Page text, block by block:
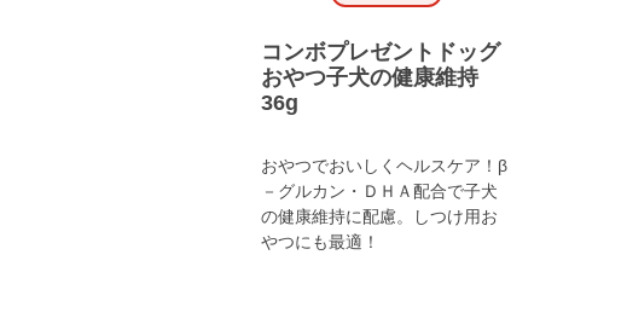
コンボプレゼントドッグ
おやつ子犬の健康維持
36g
おやつでおいしくヘルスケア！β
－グルカン・ＤＨＡ配合で子犬
の健康維持に配慮。しつけ用お
やつにも最適！